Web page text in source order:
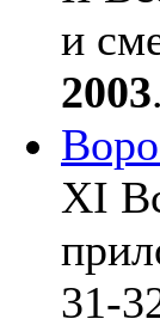
и
2003
XI
31-